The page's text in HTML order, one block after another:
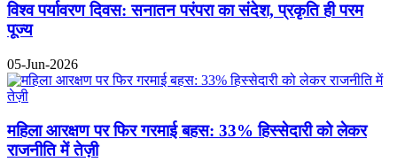
विश्व पर्यावरण दिवस: सनातन परंपरा का संदेश, प्रकृति ही परम
पूज्य
05-Jun-2026
महिला आरक्षण पर फिर गरमाई बहस: 33% हिस्सेदारी को लेकर
राजनीति में तेज़ी